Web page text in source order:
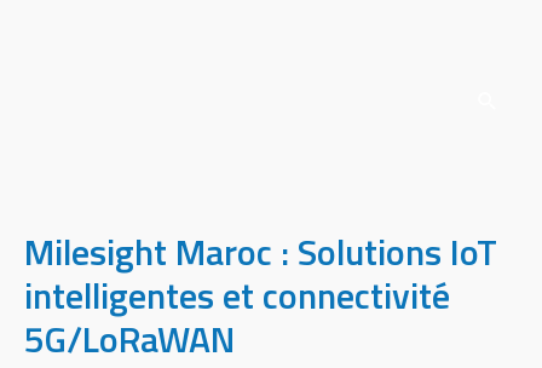
Milesight Maroc : Solutions IoT
intelligentes et connectivité
5G/LoRaWAN